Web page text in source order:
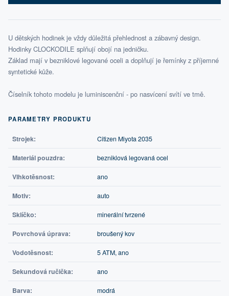
U dětských hodinek je vždy důležitá přehlednost a zábavný design.
Hodinky CLOCKODILE splňují obojí na jedničku.
Základ mají v bezniklové legované oceli a doplňují je řemínky z příjemné
syntetické kůže.
Číselník tohoto modelu je luminiscenční - po nasvícení svítí ve tmě.
PARAMETRY PRODUKTU
Strojek: Citizen Miyota 2035
Materiál pouzdra: bezniklová legovaná ocel
Vlhkotěsnost: ano
Motiv: auto
Sklíčko: minerální tvrzené
Povrchová úprava: broušený kov
Vodotěsnost: 5 ATM, ano
Sekundová ručička: ano
Barva: modrá